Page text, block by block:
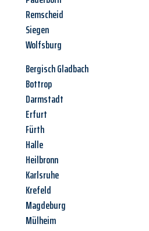
Remscheid
Siegen
Wolfsburg
Bergisch Gladbach
Bottrop
Darmstadt
Erfurt
Fürth
Halle
Heilbronn
Karlsruhe
Krefeld
Magdeburg
Mülheim